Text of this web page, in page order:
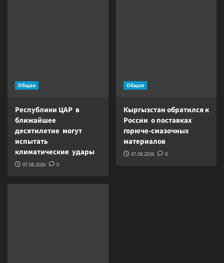
Общая
Республики ЦАР в
ближайшее
десятилетие могут
испытать
климатические удары
07.08.2026 0
Общая
Кыргызстан обратился к
России о поставках
горюче-смазочных
материалов
07.08.2026 0